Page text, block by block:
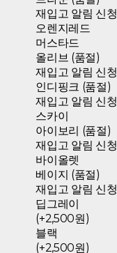
재입고 알림 신청
오렌지레드
머스타드
올리브 (품절)
재입고 알림 신청
인디핑크 (품절)
재입고 알림 신청
스카이
아이보리 (품절)
재입고 알림 신청
바이올렛
베이지 (품절)
재입고 알림 신청
딥그레이
(+2,500원)
블랙
(+2,500원)